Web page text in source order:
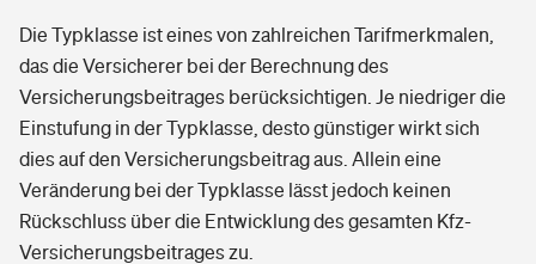
Die Typklasse ist eines von zahlreichen Tarifmerkmalen,
das die Versicherer bei der Berechnung des
Versicherungsbeitrages berücksichtigen. Je niedriger die
Einstufung in der Typklasse, desto günstiger wirkt sich
dies auf den Versicherungsbeitrag aus. Allein eine
Veränderung bei der Typklasse lässt jedoch keinen
Rückschluss über die Entwicklung des gesamten Kfz-
Versicherungsbeitrages zu.